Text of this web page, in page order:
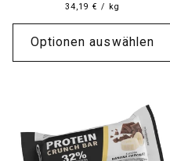
34,19 € / kg
Optionen auswählen